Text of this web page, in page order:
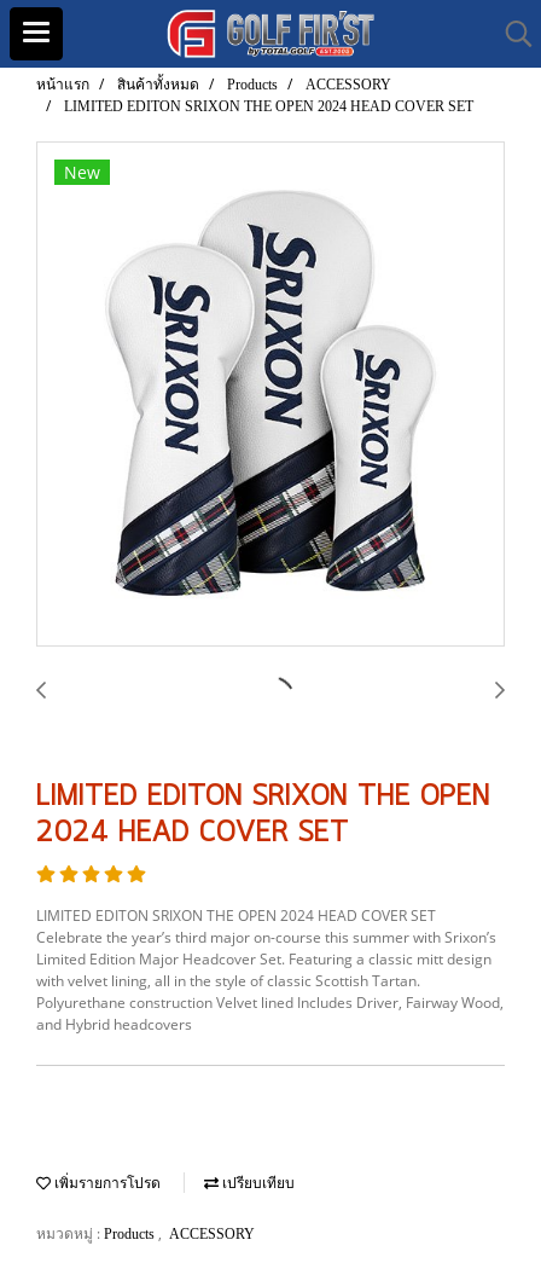
หน้าแรก สินค้าทั้งหมด Products
ACCESSORY
LIMITED EDITON SRIXON THE OPEN 2024 HEAD COVER SET
New
LIMITED EDITON SRIXON THE OPEN
2024 HEAD COVER SET
LIMITED EDITON SRIXON THE OPEN 2024 HEAD COVER SET
Celebrate the year’s third major on-course this summer with Srixon’s
Limited Edition Major Headcover Set. Featuring a classic mitt design
with velvet lining, all in the style of classic Scottish Tartan.
Polyurethane construction Velvet lined Includes Driver, Fairway Wood,
and Hybrid headcovers
เพิ่มรายการโปรด เปรียบเทียบ
หมวดหมู่ : Products , ACCESSORY